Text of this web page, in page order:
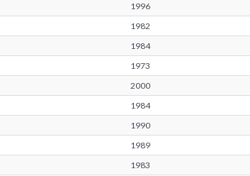
1996
1982
1984
1973
2000
1984
1990
1989
1983